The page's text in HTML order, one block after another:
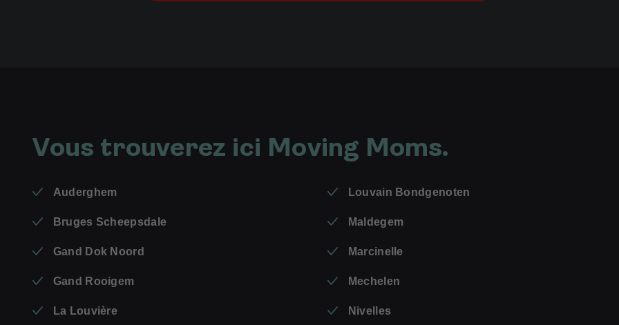
Vous trouverez ici Moving Moms.
Auderghem
Bruges Scheepsdale
Gand Dok Noord
Gand Rooigem
La Louvière
Louvain Bondgenoten
Maldegem
Marcinelle
Mechelen
Nivelles